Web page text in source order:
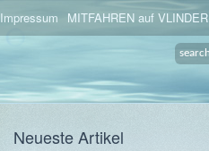
Impressum MITFAHREN auf VLINDER
Neueste Artikel